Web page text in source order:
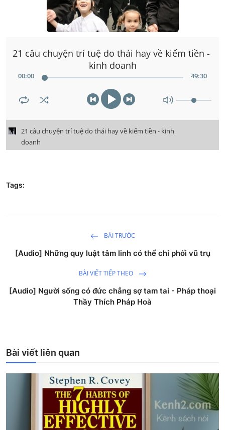
21 câu chuyện trí tuệ do thái hay về kiếm tiền -
kinh doanh
00:00 49:30
21 câu chuyện trí tuệ do thái hay về kiếm tiền - kinh
doanh
Tags:
BÀI TRƯỚC
[Audio] Những quy luật tâm linh có thể chi phối vũ trụ
BÀI VIẾT TIẾP THEO
[Audio] Người sống có đức chẳng sợ tam tai - Pháp thoại
Thầy Thích Pháp Hoà
Bài viết liên quan